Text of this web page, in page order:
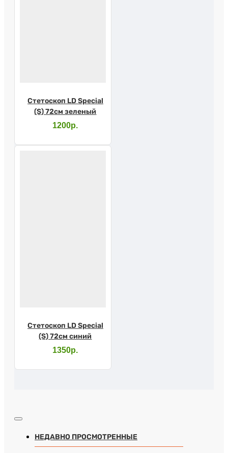
Стетоскоп LD Special
(S) 72см зеленый
1200р.
Стетоскоп LD Special
(S) 72см синий
1350р.
НЕДАВНО ПРОСМОТРЕННЫЕ